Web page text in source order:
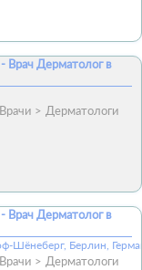
Врач Дерматолог в
Врачи Дерматологи
Врач Дерматолог в
Шёнеберг, Берлин,
Врачи Дерматологи